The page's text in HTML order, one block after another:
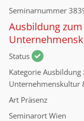
Seminarnummer
Ausbildung
Status
Kategorie Ausbildung
Unternehmenskultur
Art Präsenz
Seminarort Wien